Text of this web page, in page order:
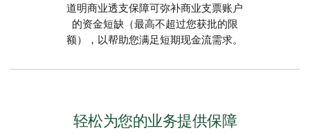
道明商业透支保障可弥补商业支票账户
的资金短缺（最高不超过您获批的限
额），以帮助您满足短期现金流需求。
轻松为您的业务提供保障